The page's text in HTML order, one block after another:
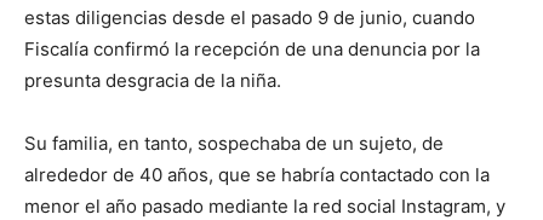
estas diligencias desde el pasado 9 de junio, cuando
Fiscalía confirmó la recepción de una denuncia por la
presunta desgracia de la niña.
Su familia, en tanto, sospechaba de un sujeto, de
alrededor de 40 años, que se habría contactado con la
menor el año pasado mediante la red social Instagram, y